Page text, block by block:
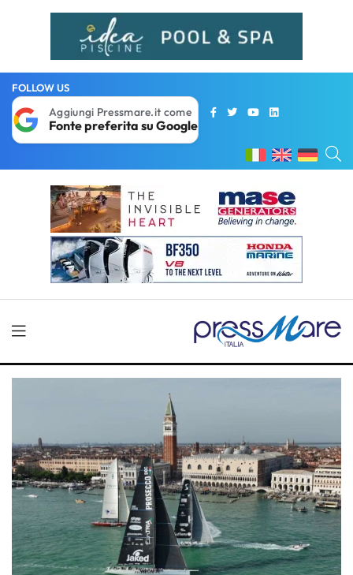
FOLLOW US
Aggiungi Pressmare.it come
Fonte preferita su Google